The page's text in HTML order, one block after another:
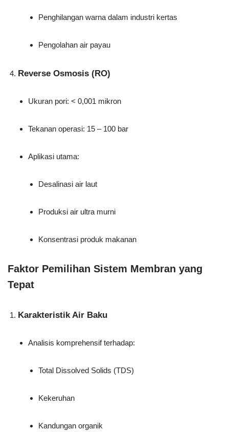
Penghilangan warna dalam industri kertas
Pengolahan air payau
Reverse Osmosis (RO)
Ukuran pori: < 0,001 mikron
Tekanan operasi: 15 – 100 bar
Aplikasi utama:
Desalinasi air laut
Produksi air ultra murni
Konsentrasi produk makanan
Faktor Pemilihan Sistem Membran yang
Tepat
Karakteristik Air Baku
Analisis komprehensif terhadap:
Total Dissolved Solids (TDS)
Kekeruhan
Kandungan organik